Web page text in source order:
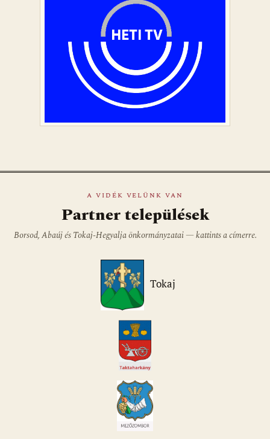
A VIDÉK VELÜNK VAN
Partner települések
Borsod, Abaúj és Tokaj-Hegyalja önkormányzatai — kattints a címerre.
Tokaj